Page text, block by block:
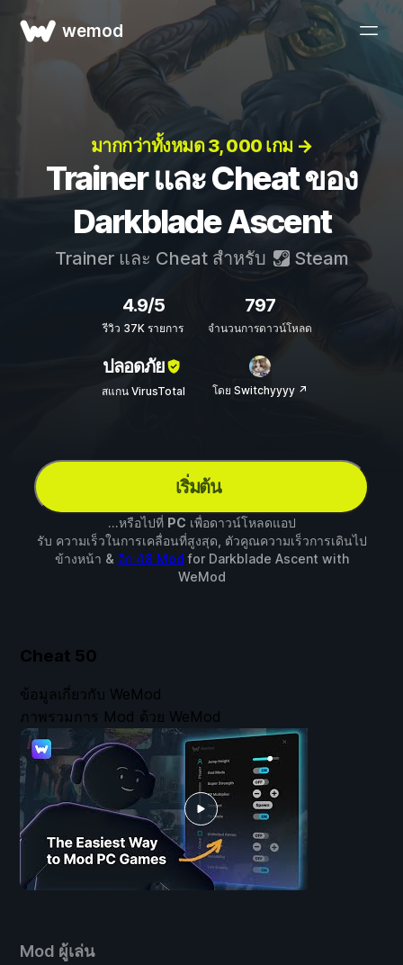
wemod
มากกว่าทั้งหมด 3, 000 เกม →
Trainer และ Cheat ของ
Darkblade Ascent
Trainer และ Cheat สำหรับ Steam
4.9/5
รีวิว 37K รายการ
797
จำนวนการดาวน์โหลด
ปลอดภัย
สแกน VirusTotal โดย Switchyyyy ↗
เริ่มต้น
...หรือไปที่ PC เพื่อดาวน์โหลดแอป
รับ ความเร็วในการเคลื่อนที่สูงสุด, ตัวคูณความเร็วการเดินไป
ข้างหน้า & อีก 48 Mod for Darkblade Ascent with
WeMod
Cheat 50
Mod ผู้เล่น
ข้อมูลเกี่ยวกับ WeMod
ภาพรวมการ Mod ด้วย WeMod